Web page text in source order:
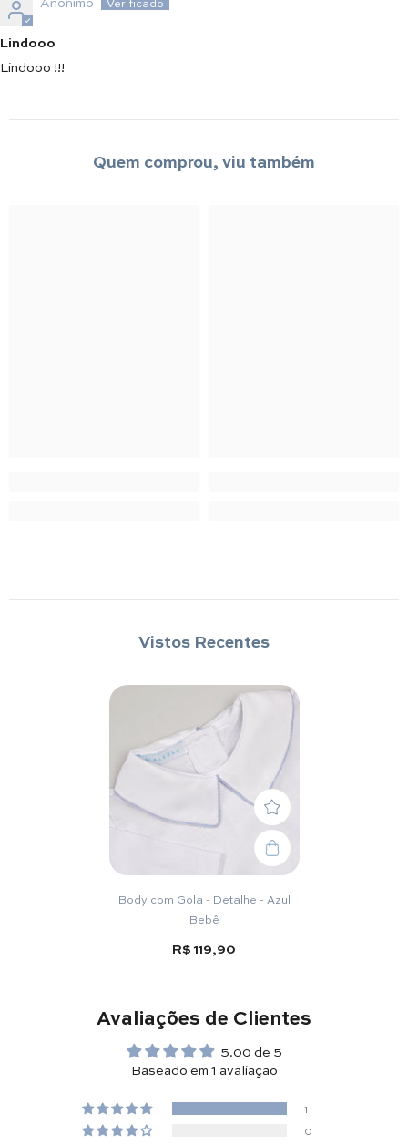
Lindooo
Lindooo !!!
Quem comprou, viu também
Vistos Recentes
Body com Gola - Detalhe - Azul
Bebê
R$ 119,90
Avaliações de Clientes
5.00 de 5
Baseado em 1 avaliação
1
0